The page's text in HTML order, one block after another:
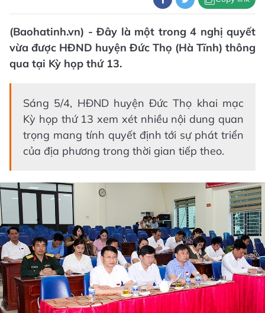
(Baohatinh.vn) - Đây là một trong 4 nghị quyết
vừa được HĐND huyện Đức Thọ (Hà Tĩnh) thông
qua tại Kỳ họp thứ 13.
Sáng 5/4, HĐND huyện Đức Thọ khai mạc
Kỳ họp thứ 13 xem xét nhiều nội dung quan
trọng mang tính quyết định tới sự phát triển
của địa phương trong thời gian tiếp theo.